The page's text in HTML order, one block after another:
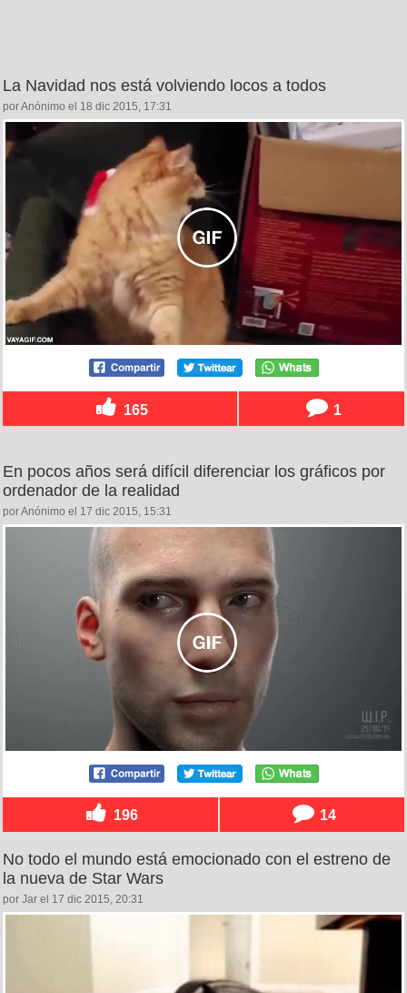
La Navidad nos está volviendo locos a todos
por Anónimo el 18 dic 2015, 17:31
165 1
En pocos años será difícil diferenciar los gráficos por
ordenador de la realidad
por Anónimo el 17 dic 2015, 15:31
196 14
No todo el mundo está emocionado con el estreno de
la nueva de Star Wars
por Jar el 17 dic 2015, 20:31